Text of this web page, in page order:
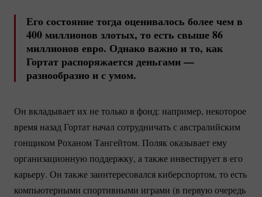
Его состояние тогда оценивалось более чем в
400 миллионов злотых, то есть свыше 86
миллионов евро. Однако важно и то, как
Гортат распоряжается деньгами —
разнообразно и с умом.
Он вкладывает их не только в фонд: например, некоторое
время назад Гортат начал сотрудничать с австралийским
гонщиком Роханом Тангейтом. Поляк оказывает ему
организационную поддержку, а также инвестирует в его
карьеру. Он также заинтересовался киберспортом, то есть
компьютерными спортивными играми (в первую очередь